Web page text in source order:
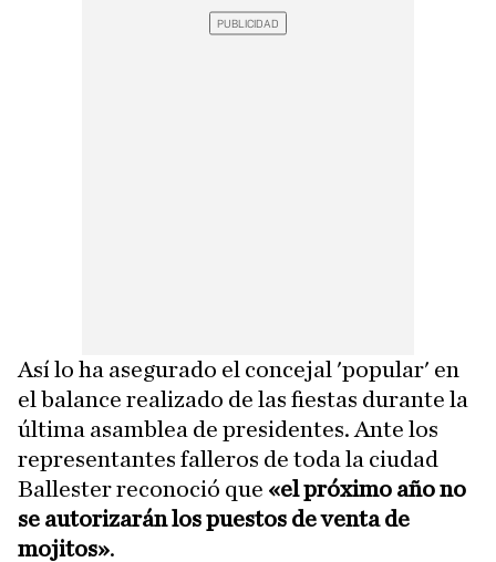
Así lo ha asegurado el concejal 'popular' en
el balance realizado de las fiestas durante la
última asamblea de presidentes. Ante los
representantes falleros de toda la ciudad
Ballester reconoció que «el próximo año no
se autorizarán los puestos de venta de
mojitos».